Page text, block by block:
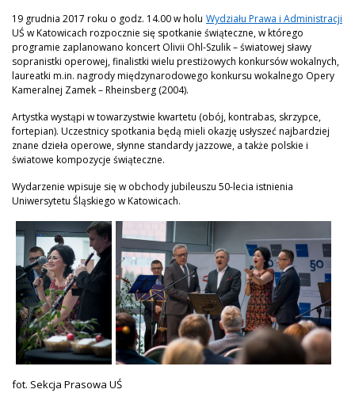
19 grudnia 2017 roku o godz. 14.00 w holu Wydziału Prawa i Administracji
UŚ w Katowicach rozpocznie się spotkanie świąteczne, w którego
programie zaplanowano koncert Olivii Ohl-Szulik – światowej sławy
sopranistki operowej, finalistki wielu prestiżowych konkursów wokalnych,
laureatki m.in. nagrody międzynarodowego konkursu wokalnego Opery
Kameralnej Zamek – Rheinsberg (2004).
Artystka wystąpi w towarzystwie kwartetu (obój, kontrabas, skrzypce,
fortepian). Uczestnicy spotkania będą mieli okazję usłyszeć najbardziej
znane dzieła operowe, słynne standardy jazzowe, a także polskie i
światowe kompozycje świąteczne.
Wydarzenie wpisuje się w obchody jubileuszu 50-lecia istnienia
Uniwersytetu Śląskiego w Katowicach.
fot. Sekcja Prasowa UŚ